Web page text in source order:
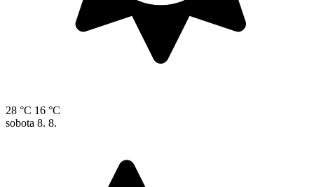
28 °C 16 °C
sobota 8. 8.